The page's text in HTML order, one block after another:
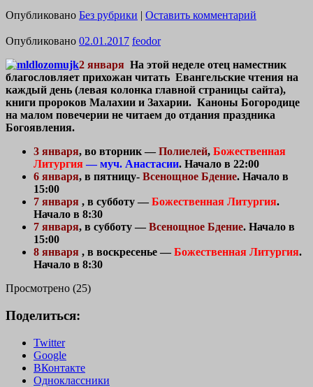
Опубликовано Без рубрики | Оставить комментарий
Опубликовано 02.01.2017 feodor
2 января На этой неделе отец наместник
благословляет прихожан читать Евангельские чтения на
каждый день (левая колонка главной страницы сайта),
книги пророков Малахии и Захарии. Каноны Богородице
на малом повечерии не читаем до отдания праздника
Богоявления.
3 января, во вторник — Полиелей, Божественная
Литургия — муч. Анастасии. Начало в 22:00
6 января, в пятницу- Всенощное Бдение. Начало в
15:00
7 января , в субботу — Божественная Литургия.
Начало в 8:30
7 января, в субботу — Всенощное Бдение. Начало в
15:00
8 января , в воскресенье — Божественная Литургия.
Начало в 8:30
Просмотрено (25)
Поделиться:
Twitter
Google
ВКонтакте
Одноклассники